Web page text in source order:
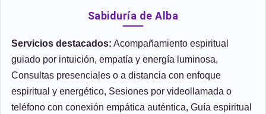
Sabiduría de Alba
Servicios destacados: Acompañamiento espiritual
guiado por intuición, empatía y energía luminosa,
Consultas presenciales o a distancia con enfoque
espiritual y energético, Sesiones por videollamada o
teléfono con conexión empática auténtica, Guía espiritual